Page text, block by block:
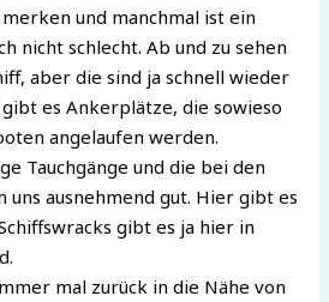
und manchmal ist ein
nicht schlecht. Ab und zu sehen
aber die sind ja schnell wieder
es Ankerplätze, die sowieso
angelaufen werden.
Tauchgänge und die bei den
uns ausnehmend gut. Hier gibt es
gibt es ja hier in
mal zurück in die Nähe von